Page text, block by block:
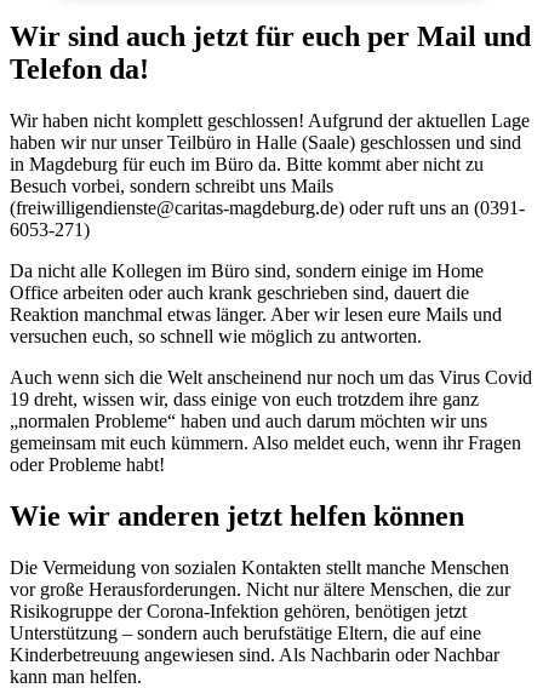
Wir sind auch jetzt für euch per Mail und
Telefon da!
Wir haben nicht komplett geschlossen! Aufgrund der aktuellen Lage
haben wir nur unser Teilbüro in Halle (Saale) geschlossen und sind
in Magdeburg für euch im Büro da. Bitte kommt aber nicht zu
Besuch vorbei, sondern schreibt uns Mails
(freiwilligendienste@caritas-magdeburg.de) oder ruft uns an (0391-
6053-271)
Da nicht alle Kollegen im Büro sind, sondern einige im Home
Office arbeiten oder auch krank geschrieben sind, dauert die
Reaktion manchmal etwas länger. Aber wir lesen eure Mails und
versuchen euch, so schnell wie möglich zu antworten.
Auch wenn sich die Welt anscheinend nur noch um das Virus Covid
19 dreht, wissen wir, dass einige von euch trotzdem ihre ganz
„normalen Probleme“ haben und auch darum möchten wir uns
gemeinsam mit euch kümmern. Also meldet euch, wenn ihr Fragen
oder Probleme habt!
Wie wir anderen jetzt helfen können
Die Vermeidung von sozialen Kontakten stellt manche Menschen
vor große Herausforderungen. Nicht nur ältere Menschen, die zur
Risikogruppe der Corona-Infektion gehören, benötigen jetzt
Unterstützung – sondern auch berufstätige Eltern, die auf eine
Kinderbetreuung angewiesen sind. Als Nachbarin oder Nachbar
kann man helfen.